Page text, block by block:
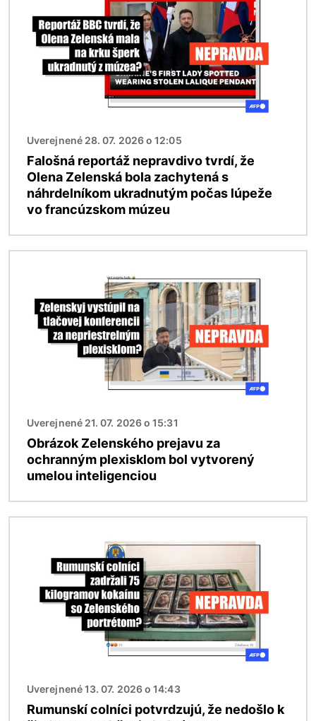
Uverejnené 28. 07. 2026 o 12:05
Falošná reportáž nepravdivo tvrdí, že
Olena Zelenská bola zachytená s
náhrdelníkom ukradnutým počas lúpeže
vo francúzskom múzeu
Uverejnené 21. 07. 2026 o 15:31
Obrázok Zelenského prejavu za
ochranným plexisklom bol vytvorený
umelou inteligenciou
Uverejnené 13. 07. 2026 o 14:43
Rumunskí colníci potvrdzujú, že nedošlo k